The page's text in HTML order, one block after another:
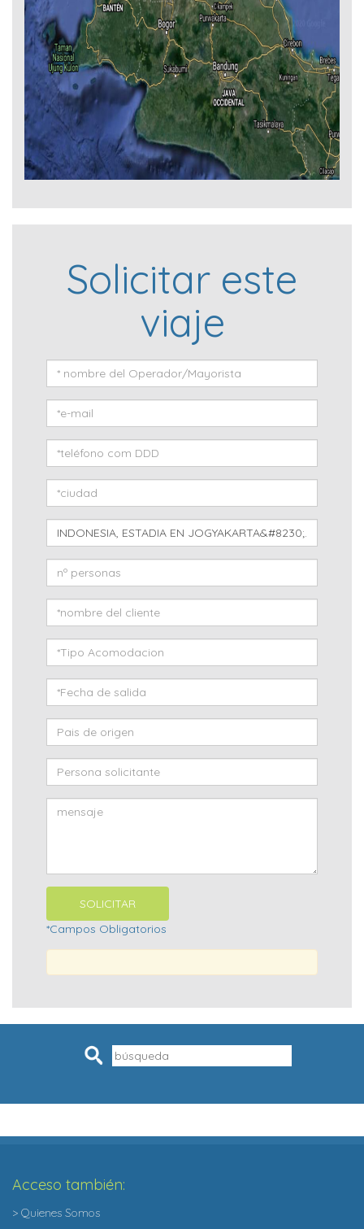
Solicitar este
viaje
*Campos Obligatorios
Pesquisar
Acceso también:
> Quienes Somos